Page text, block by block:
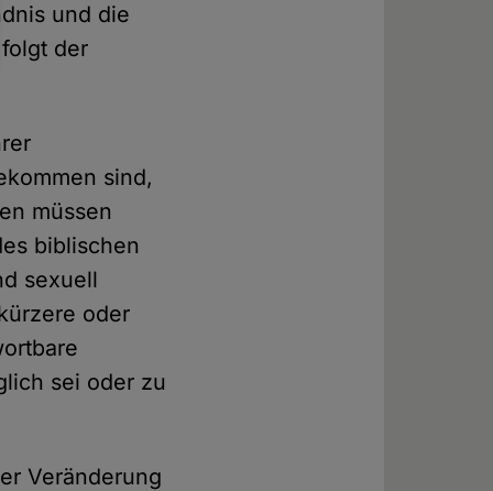
und die
der
sind,
müssen
biblischen
sexuell
oder
sei oder zu
Veränderung